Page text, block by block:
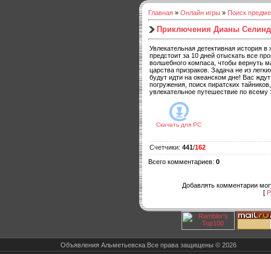
Главная » Онлайн игры » Поиск
Приключения Дианы
Увлекательная детективная история
предстоит за 10 дней отыскать все
волшебного компаса, чтобы вернуть
царства призраков. Задача не из
будут идти на океанском дне! Вас
погружения, поиск пиратских
увлекательное путешествие по
Скачать для PC
Счетчики: 441/162
Всего комментариев: 0
Добавлять комментарии
[
Объявления Альметьевска.Все права защищены © 2026